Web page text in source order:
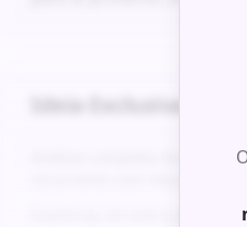
Ideia Exclusiva # :
Análise completa da dor do
recorrente com margens
Roadmap de execução